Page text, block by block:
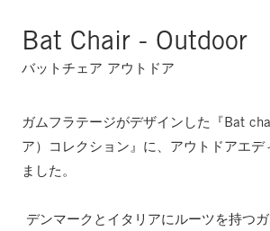
Bat Chair - Outdoor
バットチェア アウトドア
ガムフラテージがデザインした『Bat
ア）コレクション』に、アウトドアエデ
ました。
デンマークとイタリアにルーツを持つガ